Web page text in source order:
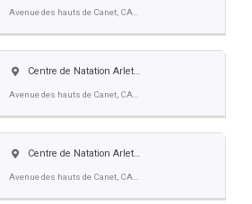
Avenue des hauts de Canet, CANET EN ROUSSILLON
Centre de Natation Arlette Franco
Avenue des hauts de Canet, CANET EN ROUSSILLON
Centre de Natation Arlette Franco
Avenue des hauts de Canet, CANET EN ROUSSILLON